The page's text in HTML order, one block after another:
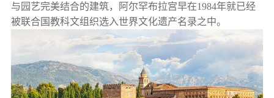
与园艺完美结合的建筑，阿尔罕布拉宫早在1984年就已经
被联合国教科文组织选入世界文化遗产名录之中。